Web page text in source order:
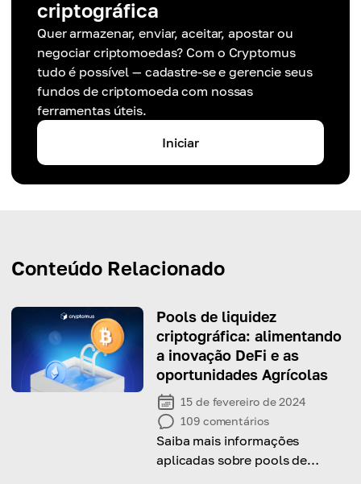
criptográfica
Quer armazenar, enviar, aceitar, apostar ou
negociar criptomoedas? Com o Cryptomus
tudo é possível — cadastre-se e gerencie seus
fundos de criptomoeda com nossas
ferramentas úteis.
Iniciar
Conteúdo Relacionado
Pools de liquidez
criptográfica: alimentando
a inovação DeFi e as
oportunidades Agrícolas
15 de fevereiro de 2024
109 comentários
Saiba mais informações
aplicadas sobre pools de